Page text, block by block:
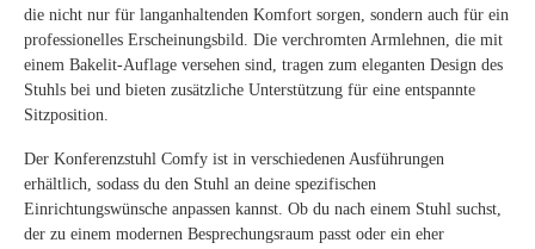
die nicht nur für langanhaltenden Komfort sorgen, sondern auch für ein
professionelles Erscheinungsbild. Die verchromten Armlehnen, die mit
einem Bakelit-Auflage versehen sind, tragen zum eleganten Design des
Stuhls bei und bieten zusätzliche Unterstützung für eine entspannte
Sitzposition.
Der Konferenzstuhl Comfy ist in verschiedenen Ausführungen
erhältlich, sodass du den Stuhl an deine spezifischen
Einrichtungswünsche anpassen kannst. Ob du nach einem Stuhl suchst,
der zu einem modernen Besprechungsraum passt oder ein eher